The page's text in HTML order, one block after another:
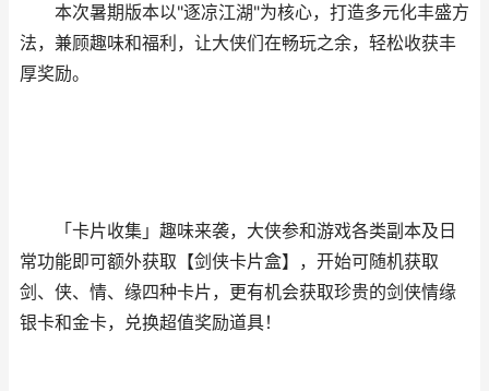
本次暑期版本以"逐凉江湖"为核心，打造多元化丰盛方
法，兼顾趣味和福利，让大侠们在畅玩之余，轻松收获丰
厚奖励。
「卡片收集」趣味来袭，大侠参和游戏各类副本及日
常功能即可额外获取【剑侠卡片盒】，开始可随机获取
剑、侠、情、缘四种卡片，更有机会获取珍贵的剑侠情缘
银卡和金卡，兑换超值奖励道具！